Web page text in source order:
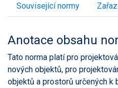
Související normy
Anotace obsahu
Tato norma platí pro
nových objektů, pro
objektů a prostorů určených k